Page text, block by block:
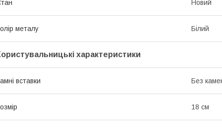
Новий
металу Білий
характеристики
вставки Без
18 см